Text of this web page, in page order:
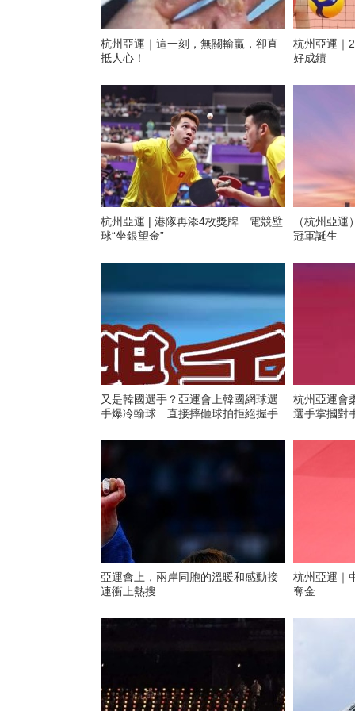
杭州亞運｜這一刻，無關輸贏，卻直
抵人心！
杭州亞運｜
好成績
杭州亞運 | 港隊再添4枚獎牌 電競壁
球“坐銀望金”
（杭州亞
冠軍誕生
又是韓國選手？亞運會上韓國網球選
手爆冷輸球 直接摔砸球拍拒絕握手
杭州亞運會
選手掌摑對
亞運會上，兩岸同胞的溫暖和感動接
連衝上熱搜
杭州亞運｜
奪金